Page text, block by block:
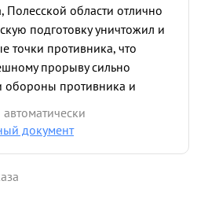
Полесской области отлично
подготовку уничтожил и
точки противника, что
прорыву сильно
обороны противника и
овладению узлом его
правильной и умелой
Орудии 75 мм.-2,
документ